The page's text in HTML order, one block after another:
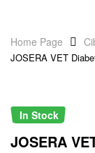
Home Page
JOSERA VET
In Stock
JOSERA